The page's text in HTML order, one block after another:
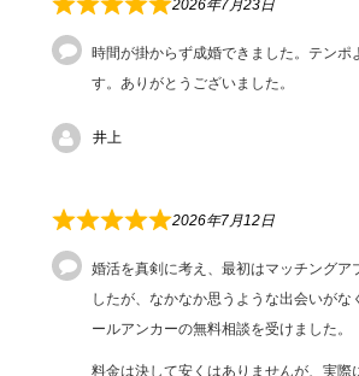
2026年7月23日
時間が掛からず成婚できました。テンポ
す。ありがとうございました。
井上
2026年7月12日
婚活を真剣に考え、最初はマッチングア
したが、なかなか思うような出会いがな
ールアンカーの無料相談を受けました。
料金は決して安くはありませんが、実際